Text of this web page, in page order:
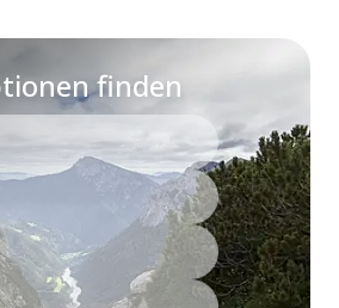
finden